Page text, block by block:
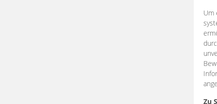
Um
Zu